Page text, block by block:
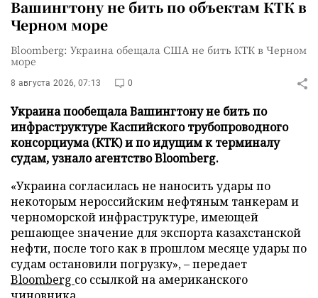
Вашингтону не бить по объектам КТК в
Черном море
Bloomberg: Украина обещала США не бить КТК в Черном
море
8 августа 2026, 07:13 0
Украина пообещала Вашингтону не бить по
инфраструктуре Каспийского трубопроводного
консорциума (КТК) и по идущим к терминалу
судам, узнало агентство Bloomberg.
«Украина согласилась не наносить удары по
некоторым нероссийским нефтяным танкерам и
черноморской инфраструктуре, имеющей
решающее значение для экспорта казахстанской
нефти, после того как в прошлом месяце удары по
судам остановили погрузку», – передает
Bloomberg со ссылкой на американского